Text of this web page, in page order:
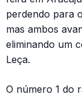
perdendo para
mas ambos
eliminando um
Leça.
O número 1 do